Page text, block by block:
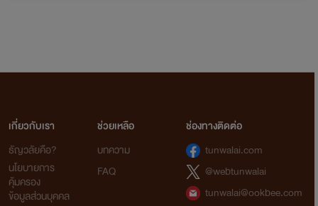
เกี่ยวกับเรา
ธัญวลัยคือ?
นโยบายการ
คุ้มครอง
ข้อมูลส่วนบุคคล
ช่วยเหลือ
บทความ
FAQ
ช่องทางติดต่อ
tunwalai.com
@webtunwalai
tunwalai@ookbee.com